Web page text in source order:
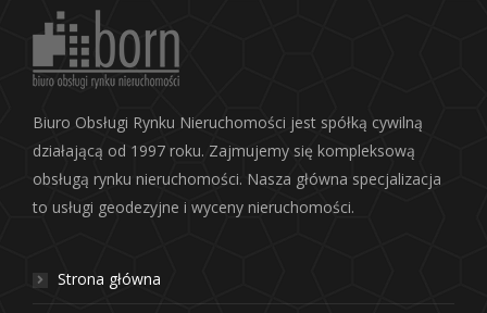
Biuro Obsługi Rynku Nieruchomości jest spółką cywilną
działającą od 1997 roku. Zajmujemy się kompleksową
obsługą rynku nieruchomości. Nasza główna specjalizacja
to usługi geodezyjne i wyceny nieruchomości.
Strona główna